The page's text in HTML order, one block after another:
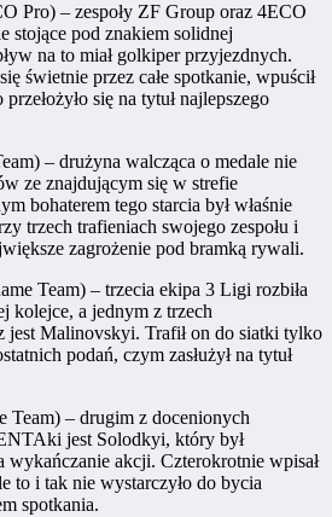
Pro) – zespoły ZF Group oraz 4ECO
stojące pod znakiem solidnej
na to miał golkiper przyjezdnych.
świetnie przez całe spotkanie, wpuścił
się na tytuł najlepszego
– drużyna walcząca o medale nie
ze znajdującym się w strefie
bohaterem tego starcia był właśnie
trzech trafieniach swojego zespołu i
zagrożenie pod bramką rywali.
Team) – trzecia ekipa 3 Ligi rozbiła
kolejce, a jednym z trzech
jest Malinovskyi. Trafił on do siatki tylko
podań, czym zasłużył na tytuł
Team) – drugim z docenionych
jest Solodkyi, który był
akcji. Czterokrotnie wpisał
to i tak nie wystarczyło do bycia
spotkania.